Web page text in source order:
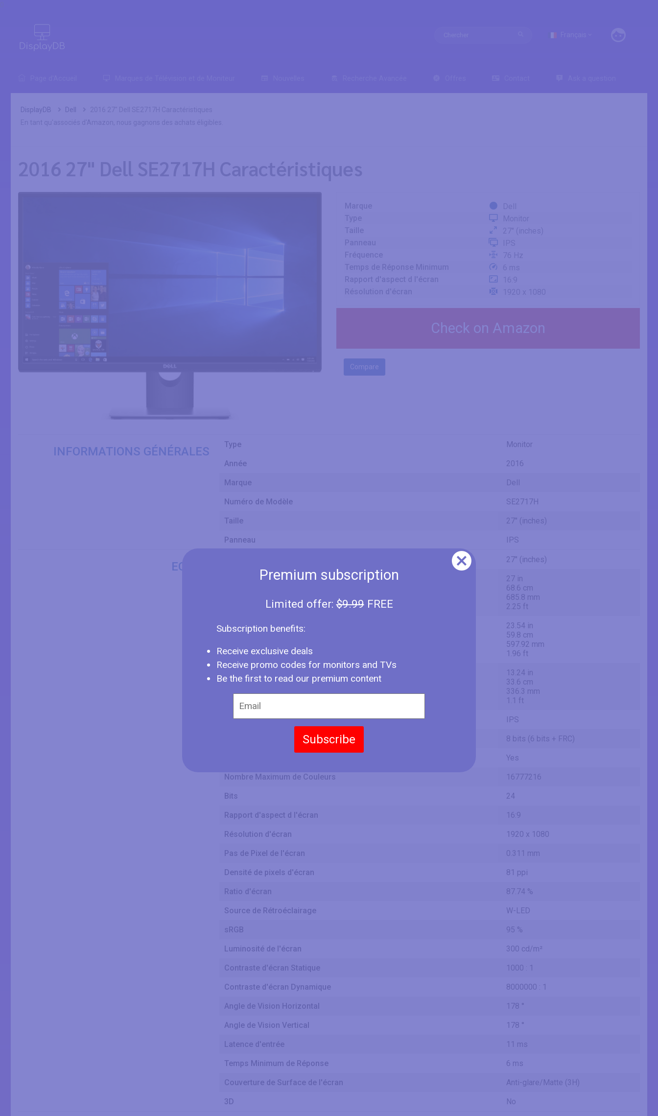
Premium subscription
Limited offer:$9.99FREE
Subscription benefits:
Receive exclusive deals
Receive promo codes for monitors and TVs
Be the first to read our premium content
Subscribe
DisplayDB Dell
2016 27" Dell SE2717H Caractéristiques
En tant qu'associés d'Amazon, nous gagnons des achats éligibles.
2016 27" Dell SE2717H Caractéristiques
Marque
Dell
Taille
27" (inches)
Fréquence
76 Hz
Rapport d'aspect d l'écran
16:9
Check on Amazon
Compare
INFORMATIONS GÉNÉRALES
Type Monitor
Année 2016
Marque Dell
Numéro de Modèle SE2717H
Taille 27" (inches)
Panneau IPS
ECRAN
27" (inches)
27 in
68.6 cm
685.8 mm
2.25 ft
23.54 in
59.8 cm
597.92 mm
1.96 ft
13.24 in
33.6 cm
336.3 mm
1.1 ft
Type d'affichage IPS
Profondeur d'affichage 8 bits (6 bits + FRC)
Yes
Nombre Maximum de Couleurs 16777216
Bits 24
Rapport d'aspect d l'écran 16:9
Résolution d'écran 1920 x 1080
Pas de Pixel de l'écran 0.311 mm
Densité de pixels d'écran 81 ppi
Ratio d'écran 87.74 %
Source de Rétroéclairage W-LED
sRGB 95 %
Luminosité de l'écran 300 cd/m²
Contraste d'écran Statique 1000 : 1
Contraste d'écran Dynamique 8000000 : 1
Angle de Vision Horizontal 178 °
Angle de Vision Vertical 178 °
Latence d'entrée 11 ms
Temps Minimum de Réponse 6 ms
Couverture de Surface de l'écran Anti-glare/Matte (3H)
3D No